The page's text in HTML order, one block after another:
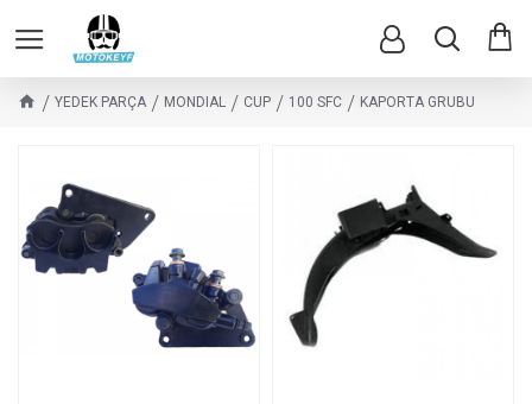
YEDEK PARÇA MONDIAL CUP 100 SFC KAPORTA GRUBU